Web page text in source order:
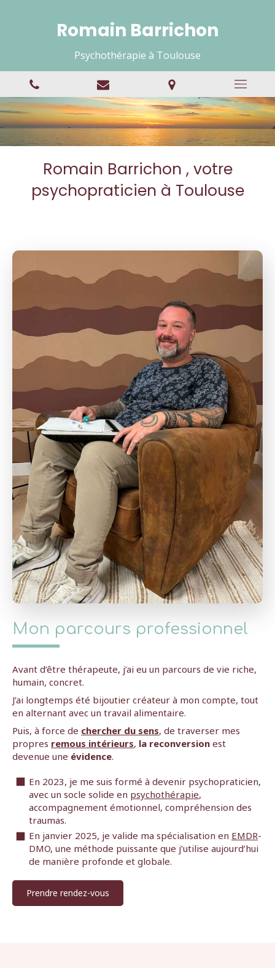
Romain Barrichon
Psychothérapie à Toulouse
Romain Barrichon , votre
psychopraticien à Toulouse
Mon parcours professionnel
Avant d’être thérapeute, j’ai eu un parcours de vie riche,
humain, concret.
J’ai longtemps été bijoutier créateur à mon compte, tout
en alternant avec un travail alimentaire.
Puis, à force de chercher du sens, de traverser mes
propres remous intérieurs, la reconversion est
devenue une évidence.
En 2023, je me suis formé à devenir psychopraticien,
avec un socle solide en psychothérapie,
accompagnement émotionnel, compréhension des
traumas.
En janvier 2025, je valide ma spécialisation en EMDR-
DMO, une méthode puissante que j’utilise aujourd’hui
de manière profonde et globale.
Prendre rendez-vous